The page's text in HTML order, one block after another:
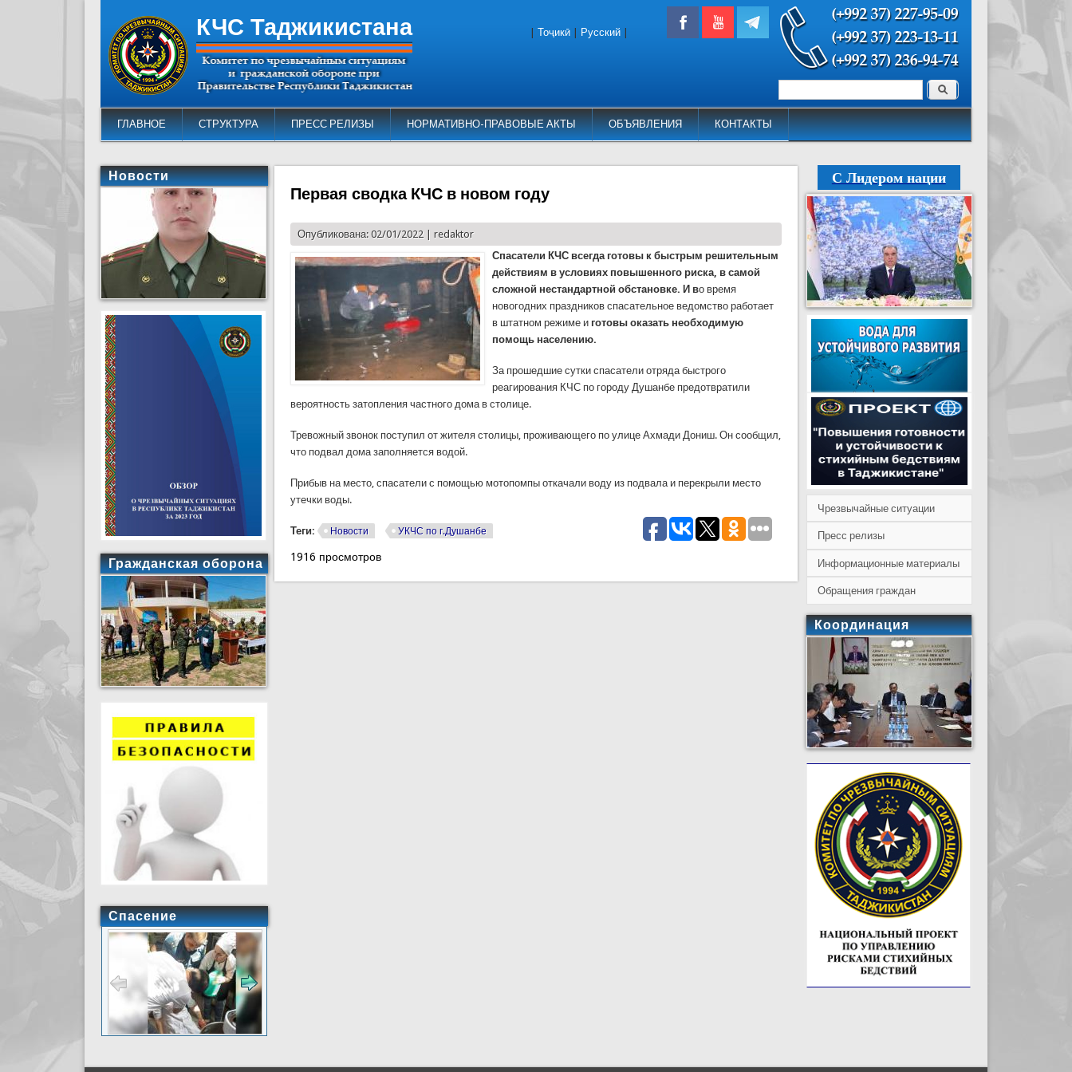
КЧС Таджикистана
ГЛАВНОЕ СТРУКТУРА ПРЕСС РЕЛИЗЫ НОРМАТИВНО-ПРАВОВЫЕ АКТЫ ОБЪЯВЛЕНИЯ КОНТАКТЫ
Форма поиска Поиск
Тоҷикӣ Русский
Первая сводка КЧС в новом году
Опубликована: 02/01/2022 |redaktor
Спасатели КЧС всегда готовы к быстрым решительным
действиям в условиях повышенного риска, в самой
сложной нестандартной обстановке. И во время
новогодних праздников спасательное ведомство работает
в штатном режиме и готовы оказать необходимую
помощь населению.
За прошедшие сутки спасатели отряда быстрого
реагирования КЧС по городу Душанбе предотвратили
вероятность затопления частного дома в столице.
Тревожный звонок поступил от жителя столицы, проживающего по улице Ахмади Дониш. Он сообщил,
что подвал дома заполняется водой.
Прибыв на место, спасатели с помощью мотопомпы откачали воду из подвала и перекрыли место
утечки воды.
Теги: Новости УКЧС по г.Душанбе
1916 просмотров
Новости
Гражданская оборона
Спасение
С Лидером нации
Чрезвычайные ситуации
Пресс релизы
Информационные материалы
Обращения граждан
Координация